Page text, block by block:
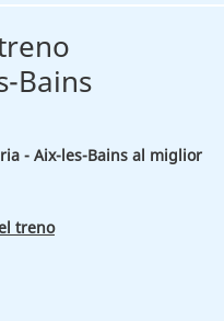
Bains
- Aix-les-Bains al miglior
treno